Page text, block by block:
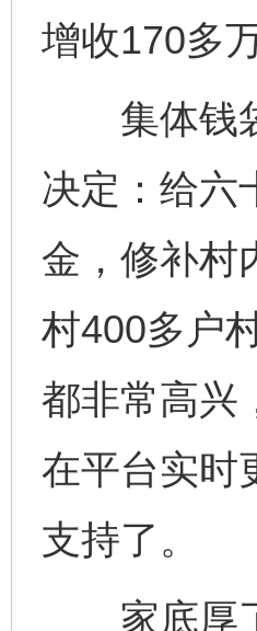
增收170多
集体钱袋
决定：给六
金，修补村
村400多户
都非常高兴
在平台实时
支持了。
家底厚了